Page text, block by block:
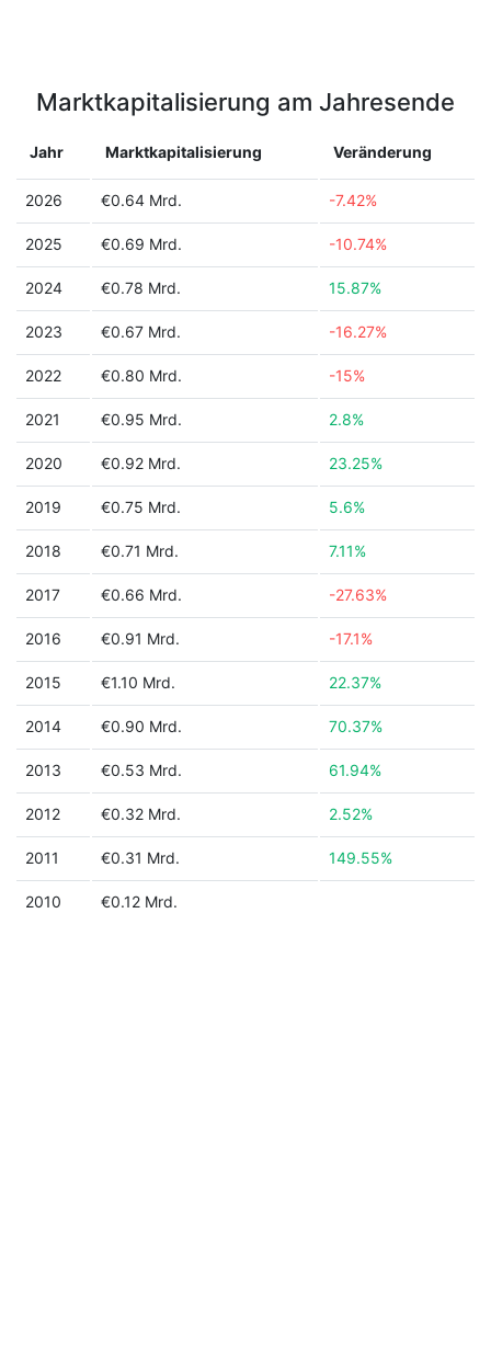
Marktkapitalisierung am Jahresende
Jahr Marktkapitalisierung Veränderung
2026 €0.64 Mrd. -7.42%
2025 €0.69 Mrd. -10.74%
2024 €0.78 Mrd. 15.87%
2023 €0.67 Mrd. -16.27%
2022 €0.80 Mrd. -15%
2021 €0.95 Mrd. 2.8%
2020 €0.92 Mrd. 23.25%
2019 €0.75 Mrd. 5.6%
2018 €0.71 Mrd. 7.11%
2017 €0.66 Mrd. -27.63%
2016 €0.91 Mrd. -17.1%
2015 €1.10 Mrd. 22.37%
2014 €0.90 Mrd. 70.37%
2013 €0.53 Mrd. 61.94%
2012 €0.32 Mrd. 2.52%
2011 €0.31 Mrd. 149.55%
2010 €0.12 Mrd.